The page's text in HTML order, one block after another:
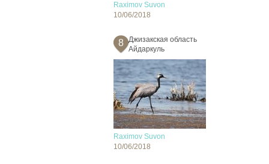
Raximov Suvon
10/06/2018
8
Джизакская область
Айдаркуль
Raximov Suvon
10/06/2018